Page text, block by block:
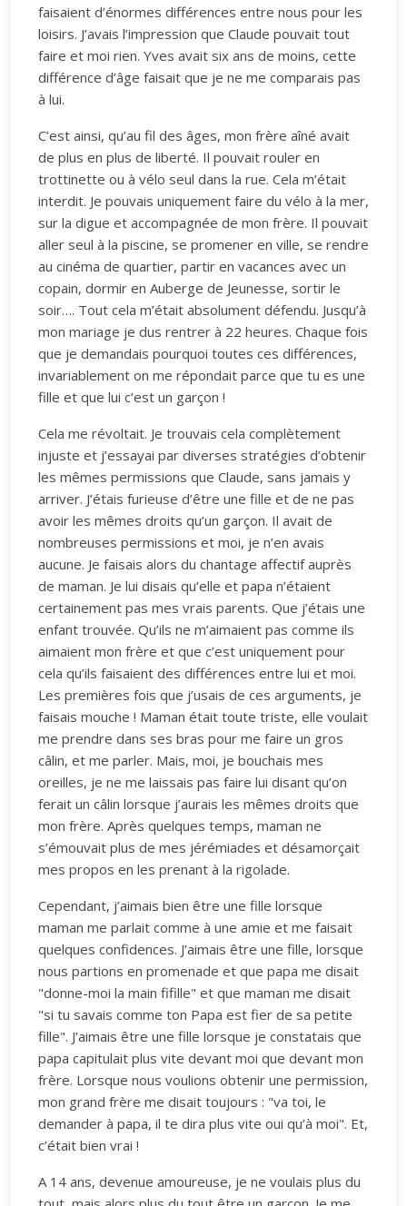
faisaient d’énormes différences entre nous pour les
loisirs. J’avais l’impression que Claude pouvait tout
faire et moi rien. Yves avait six ans de moins, cette
différence d’âge faisait que je ne me comparais pas
à lui.
C’est ainsi, qu’au fil des âges, mon frère aîné avait
de plus en plus de liberté. Il pouvait rouler en
trottinette ou à vélo seul dans la rue. Cela m’était
interdit. Je pouvais uniquement faire du vélo à la mer,
sur la digue et accompagnée de mon frère. Il pouvait
aller seul à la piscine, se promener en ville, se rendre
au cinéma de quartier, partir en vacances avec un
copain, dormir en Auberge de Jeunesse, sortir le
soir…. Tout cela m’était absolument défendu. Jusqu’à
mon mariage je dus rentrer à 22 heures. Chaque fois
que je demandais pourquoi toutes ces différences,
invariablement on me répondait parce que tu es une
fille et que lui c’est un garçon !
Cela me révoltait. Je trouvais cela complètement
injuste et j’essayai par diverses stratégies d’obtenir
les mêmes permissions que Claude, sans jamais y
arriver. J’étais furieuse d’être une fille et de ne pas
avoir les mêmes droits qu’un garçon. Il avait de
nombreuses permissions et moi, je n’en avais
aucune. Je faisais alors du chantage affectif auprès
de maman. Je lui disais qu’elle et papa n’étaient
certainement pas mes vrais parents. Que j’étais une
enfant trouvée. Qu’ils ne m’aimaient pas comme ils
aimaient mon frère et que c’est uniquement pour
cela qu’ils faisaient des différences entre lui et moi.
Les premières fois que j’usais de ces arguments, je
faisais mouche ! Maman était toute triste, elle voulait
me prendre dans ses bras pour me faire un gros
câlin, et me parler. Mais, moi, je bouchais mes
oreilles, je ne me laissais pas faire lui disant qu’on
ferait un câlin lorsque j’aurais les mêmes droits que
mon frère. Après quelques temps, maman ne
s’émouvait plus de mes jérémiades et désamorçait
mes propos en les prenant à la rigolade.
Cependant, j’aimais bien être une fille lorsque
maman me parlait comme à une amie et me faisait
quelques confidences. J’aimais être une fille, lorsque
nous partions en promenade et que papa me disait
"donne-moi la main fifille" et que maman me disait
"si tu savais comme ton Papa est fier de sa petite
fille". J’aimais être une fille lorsque je constatais que
papa capitulait plus vite devant moi que devant mon
frère. Lorsque nous voulions obtenir une permission,
mon grand frère me disait toujours : "va toi, le
demander à papa, il te dira plus vite oui qu’à moi". Et,
c’était bien vrai !
A 14 ans, devenue amoureuse, je ne voulais plus du